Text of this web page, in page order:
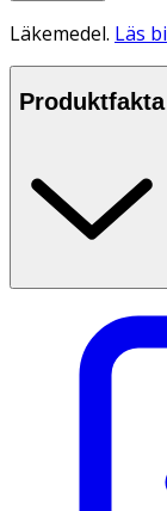
Läkemedel. Läs
Produktfakta